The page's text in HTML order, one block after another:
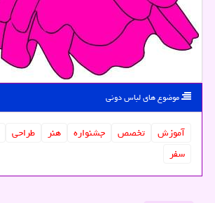
موضوع های لباس دونی
آموزش تخصص جشنواره هنر طراحی
سفر